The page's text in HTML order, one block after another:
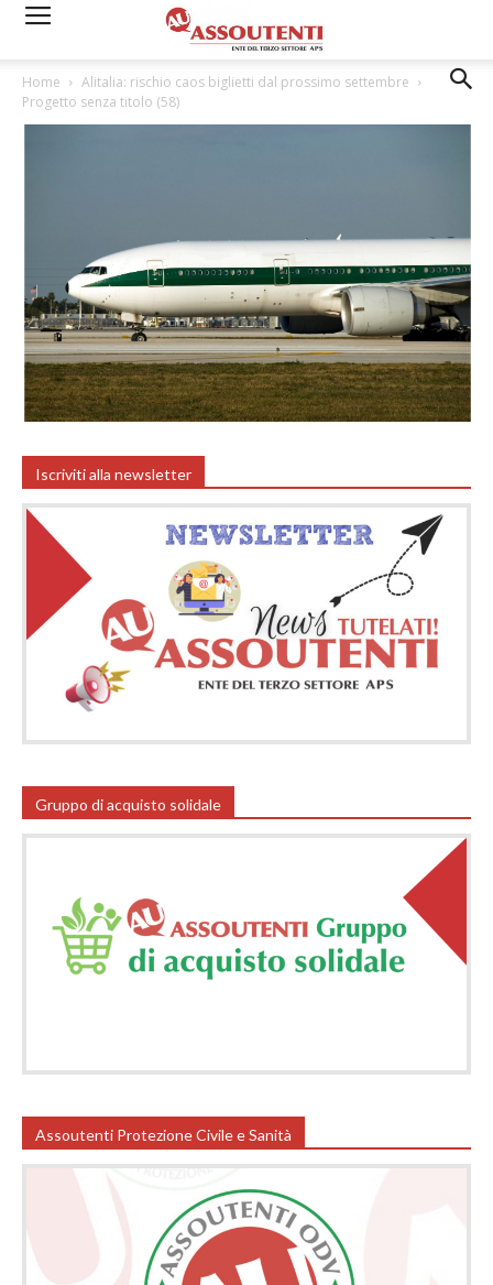
Home
Alitalia: rischio caos biglietti dal prossimo settembre
Progetto senza titolo (58)
Iscriviti alla newsletter
Gruppo di acquisto solidale
Assoutenti Protezione Civile e Sanità